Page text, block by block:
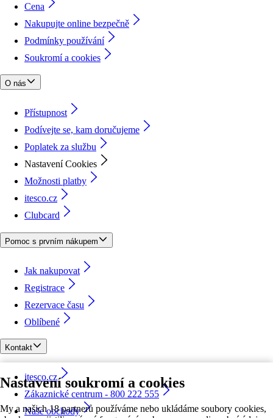
Nastavení soukromí a cookies
My a našich 18 partnerů používáme nebo ukládáme soubory cookies,
Cena
Nakupujte online bezpečně
Podmínky používání
Soukromí a cookies
O nás
Přístupnost
Podívejte se, kam doručujeme
Poplatek za službu
Nastavení Cookies
Možnosti platby
itesco.cz
Clubcard
Pomoc s prvním nákupem
Jak nakupovat
Registrace
Rezervace času
Oblíbené
Kontakt
itesco.cz
Zákaznické centrum - 800 222 555
Naše obchody